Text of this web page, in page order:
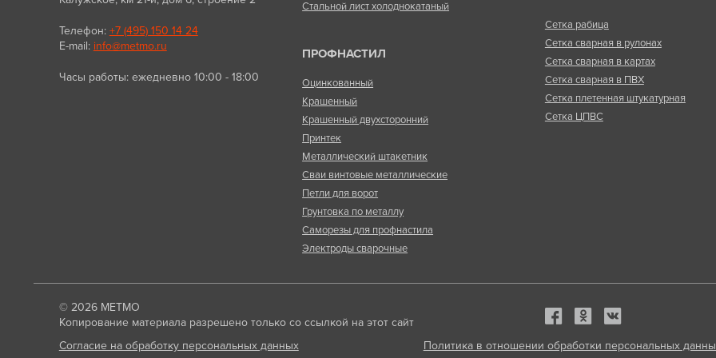
Телефон: +7 (495) 150 14 24
E-mail: info@metmo.ru
Часы работы: ежедневно 10:00 - 18:00
Стальной лист холоднокатаный
ПРОФНАСТИЛ
Оцинкованный
Крашенный
Крашенный двухсторонний
Принтек
Металлический штакетник
Сваи винтовые металлические
Петли для ворот
Грунтовка по металлу
Саморезы для профнастила
Электроды сварочные
Сетка рабица
Сетка сварная в рулонах
Сетка сварная в картах
Сетка сварная в ПВХ
Сетка плетенная штукатурная
Сетка ЦПВС
© 2026 МЕТМО
Копирование материала разрешено только со ссылкой на этот сайт
Согласие на обработку персональных данных
Политика в отношении обработки персональных